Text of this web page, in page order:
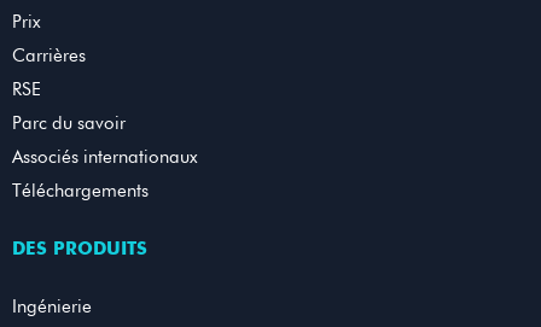
Prix
Carrières
RSE
Parc du savoir
Associés internationaux
Téléchargements
DES PRODUITS
Ingénierie